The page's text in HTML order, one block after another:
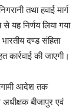
तथा हवाई मार्ग
यह निर्णय लिया गया
दण्ड संहिता
की जाएगी।
आदेश तक
बीजापुर एवं